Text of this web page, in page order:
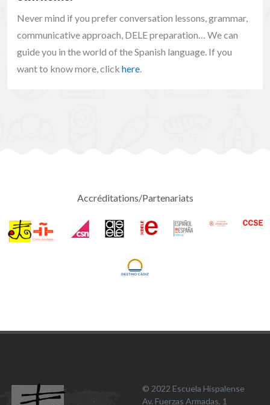
Never mind if you prefer conversation lessons, grammar,
communicative approach, DELE preparation… We can
guide you in the world of the Spanish language. If you
want to know more, click here.
Accréditations/Partenariats
© 2022 Escuela Hispalense
Av. Fuerzas Armadas, 1